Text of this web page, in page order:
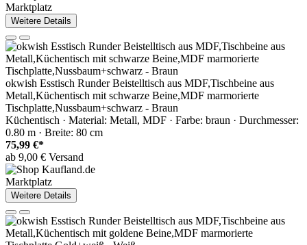
Marktplatz
Weitere Details
okwish Esstisch Runder Beistelltisch aus MDF,Tischbeine aus
Metall,Küchentisch mit schwarze Beine,MDF marmorierte
Tischplatte,Nussbaum+schwarz - Braun
Küchentisch · Material: Metall, MDF · Farbe: braun · Durchmesser:
0.80 m · Breite: 80 cm
75,99 €*
ab 9,00 € Versand
Marktplatz
Weitere Details